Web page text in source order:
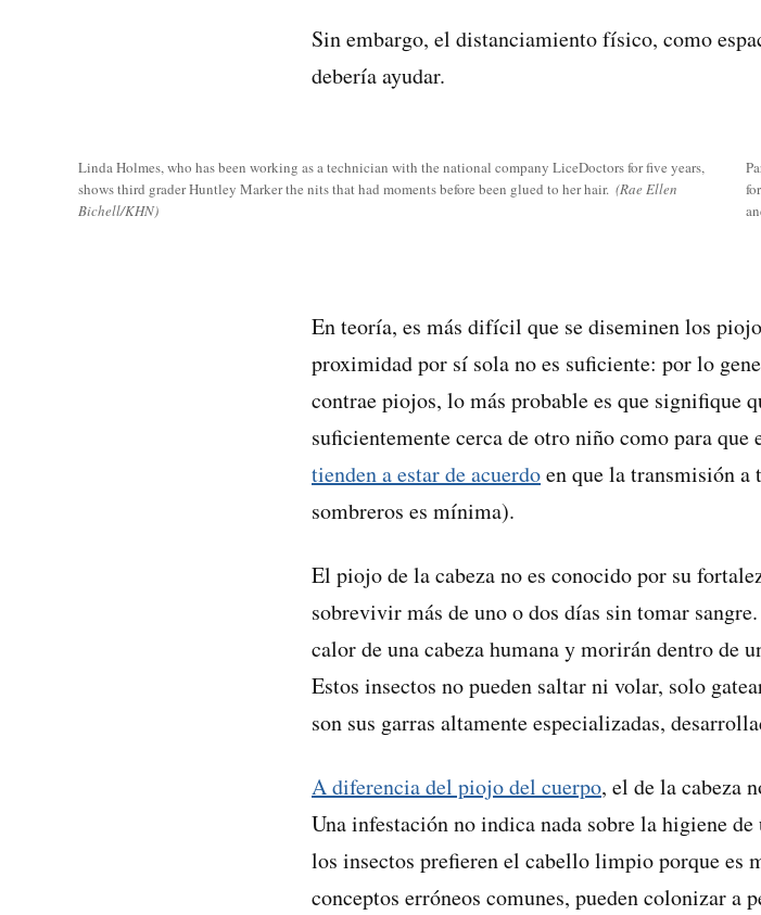
Sin embargo, el distanciamiento físico, como
debería ayudar.
Linda Holmes, who has been working as a technician with the national company LiceDoctors for five years,
shows third grader Huntley Marker the nits that had moments before been glued to her hair. (Rae Ellen
Bichell/KHN)
En teoría, es más difícil que se diseminen los
proximidad por sí sola no es suficiente: por lo
contrae piojos, lo más probable es que signifique
suficientemente cerca de otro niño como para que
tienden a estar de acuerdoen que la transmisión a
sombreros es mínima).
El piojo de la cabeza no es conocido por su
sobrevivir más de uno o dos días sin tomar
calor de una cabeza humana y morirán dentro de
Estos insectos no pueden saltar ni volar, solo
son sus garras altamente especializadas,
A diferencia del piojo del cuerpo, el de la cabeza
Una infestación no indica nada sobre la higiene
los insectos prefieren el cabello limpio porque es
conceptos erróneos comunes, pueden colonizar a